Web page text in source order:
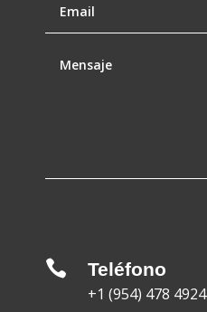
 Teléfono
+1 (954) 478 4924